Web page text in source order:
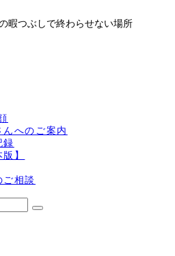
暇つぶしで終わらせない場所
んへのご案内
録
】
ご相談